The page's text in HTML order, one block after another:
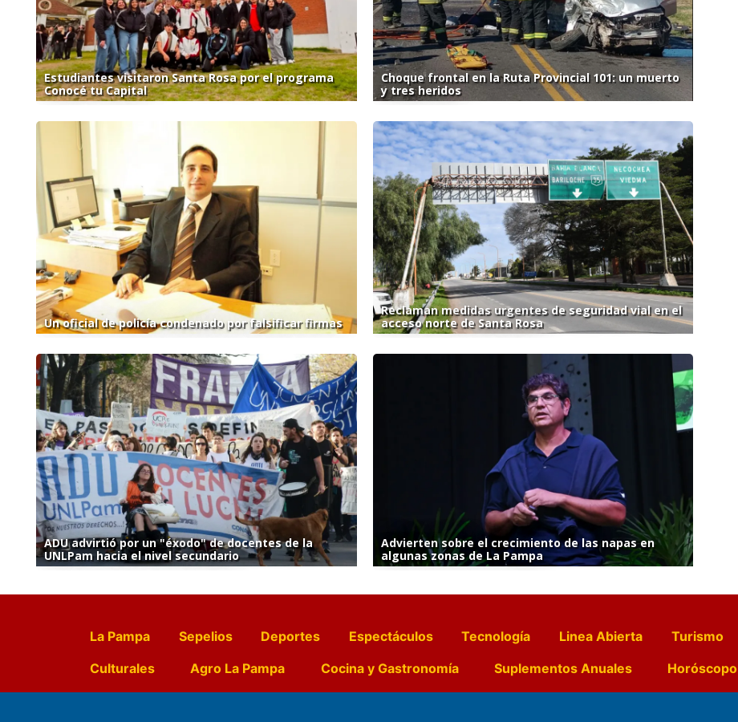
Estudiantes visitaron Santa Rosa por el programa
Conocé tu Capital
Choque frontal en la Ruta Provincial 101: un muerto
y tres heridos
Un oficial de policía condenado por falsificar firmas
Reclaman medidas urgentes de seguridad vial en el
acceso norte de Santa Rosa
ADU advirtió por un "éxodo" de docentes de la
UNLPam hacia el nivel secundario
Advierten sobre el crecimiento de las napas en
algunas zonas de La Pampa
La Pampa Sepelios Deportes Espectáculos Tecnología Linea Abierta Turismo
Culturales
Agro La Pampa Cocina y Gastronomía Suplementos Anuales Horóscopo